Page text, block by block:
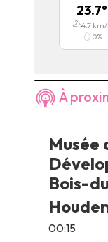
23.7°
4.7km/
0%
À
Musée
Bois-
00:15